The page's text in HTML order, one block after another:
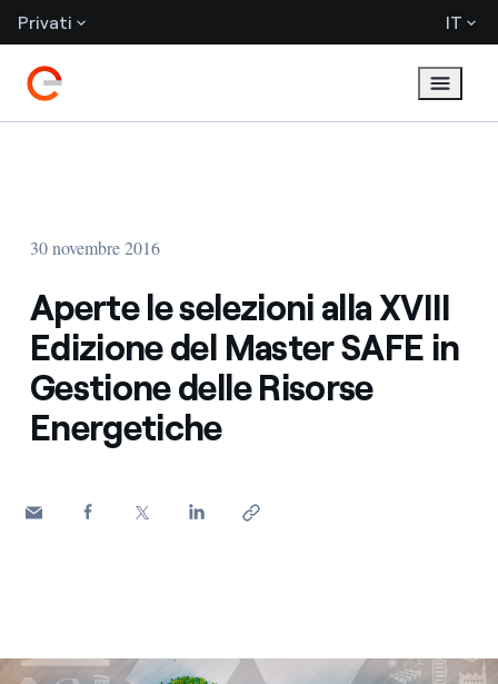
Privati IT
30 novembre 2016
Aperte le selezioni alla XVIII
Edizione del Master SAFE in
Gestione delle Risorse
Energetiche